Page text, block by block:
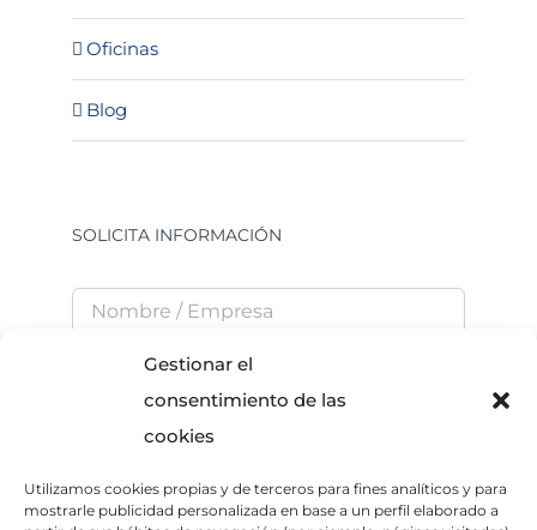
Gestionar el
consentimiento de las
cookies
Utilizamos cookies propias y de terceros para fines analíticos y para
mostrarle publicidad personalizada en base a un perfil elaborado a
Oficinas
Blog
SOLICITA INFORMACIÓN
He leído y acepto laPolítica de Privacidad